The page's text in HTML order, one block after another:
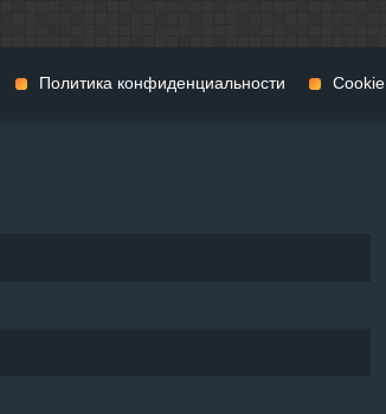
Политика конфиденциальности Cookie